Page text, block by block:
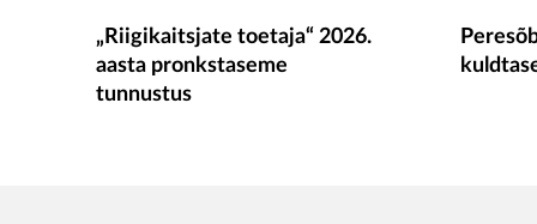
„Riigikaitsjate toetaja“ 2026.
aasta pronkstaseme
tunnustus